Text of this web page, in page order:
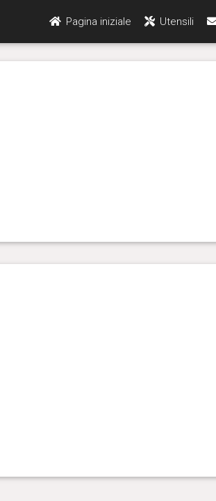
Pagina iniziale Utensili